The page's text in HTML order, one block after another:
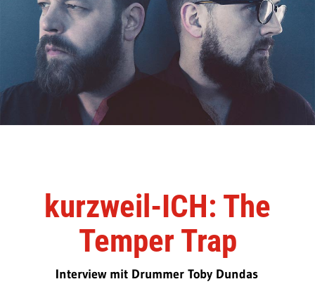
kurzweil-ICH: The
Temper Trap
Interview mit Drummer Toby Dundas